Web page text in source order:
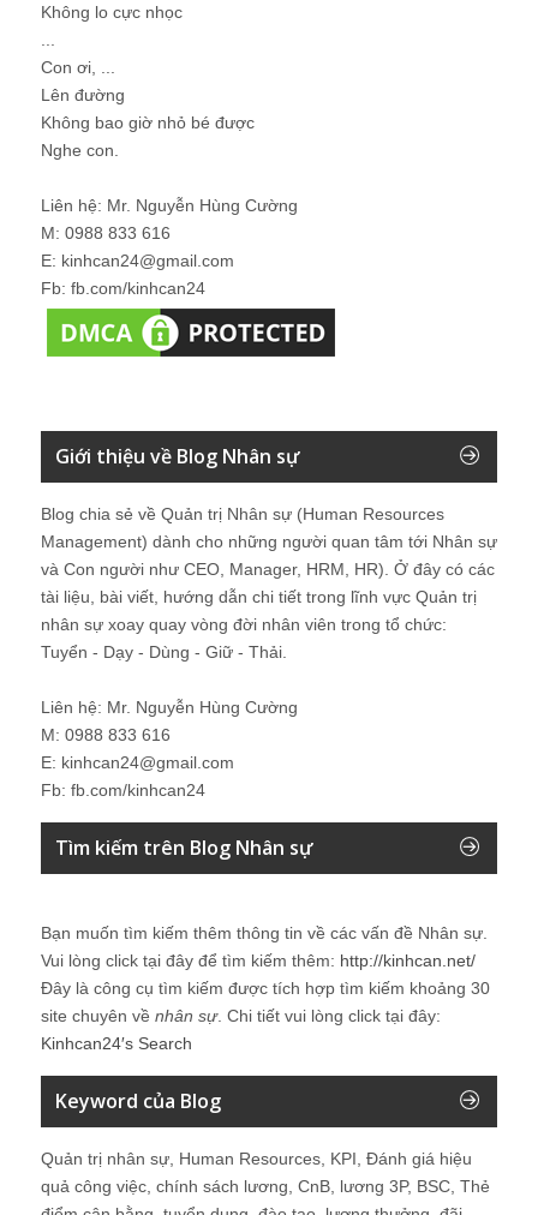
Không lo cực nhọc
Con ơi, ...
Lên đường
Không bao giờ nhỏ bé được
Nghe con.
Liên hệ: Mr. Nguyễn Hùng Cường
M: 0988 833 616
E: kinhcan24@gmail.com
Fb: fb.com/kinhcan24
Giới thiệu về Blog Nhân sự
Blog chia sẻ về Quản trị Nhân sự (Human Resources
Management) dành cho những người quan tâm tới Nhân sự
và Con người như CEO, Manager, HRM, HR). Ở đây có các
tài liệu, bài viết, hướng dẫn chi tiết trong lĩnh vực Quản trị
nhân sự xoay quay vòng đời nhân viên trong tổ chức:
Tuyển - Dạy - Dùng - Giữ - Thải.
Liên hệ: Mr. Nguyễn Hùng Cường
M: 0988 833 616
E: kinhcan24@gmail.com
Fb: fb.com/kinhcan24
Tìm kiếm trên Blog Nhân sự
Bạn muốn tìm kiếm thêm thông tin về các vấn đề Nhân sự
Vui lòng click tại đây để tìm kiếm thêm: http://kinhcan.net/
Đây là công cụ tìm kiếm được tích hợp tìm kiếm khoảng 30
site chuyên về nhân sự. Chi tiết vui lòng click tại đây:
Kinhcan24′s Search
Keyword của Blog
Quản trị nhân sự, Human Resources, KPI, Đánh giá hiệu
quả công việc, chính sách lương, CnB, lương 3P, BSC, Thẻ